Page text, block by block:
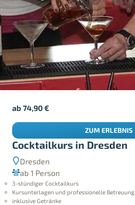
Cocktailkurs in Dresden
Dresden
ab 1 Person
3-stündiger Cocktailkurs
Kursunterlagen und professionelle Betreuung
inklusive Getränke
ab74,90€
ZUM ERLEBNIS